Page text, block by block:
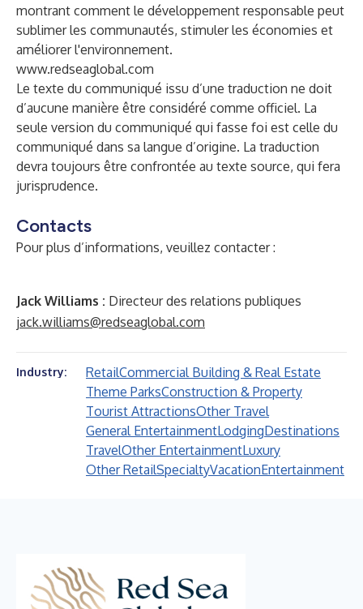
montrant comment le développement responsable peut
sublimer les communautés, stimuler les économies et
améliorer l'environnement.
www.redseaglobal.com
Le texte du communiqué issu d’une traduction ne doit
d’aucune manière être considéré comme officiel. La
seule version du communiqué qui fasse foi est celle du
communiqué dans sa langue d’origine. La traduction
devra toujours être confrontée au texte source, qui fera
jurisprudence.
Contacts
Pour plus d’informations, veuillez contacter :
Jack Williams : Directeur des relations publiques
jack.williams@redseaglobal.com
Industry: RetailCommercial Building & Real Estate
Theme ParksConstruction & Property
Tourist AttractionsOther Travel
General EntertainmentLodgingDestinations
TravelOther EntertainmentLuxury
Other RetailSpecialtyVacationEntertainment